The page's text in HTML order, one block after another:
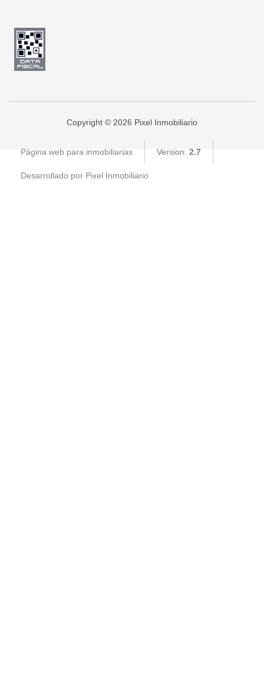
Copyright © 2026 Pixel Inmobiliario
Página web para inmobiliarias Version: 2.7
Desarrollado por Pixel Inmobiliario